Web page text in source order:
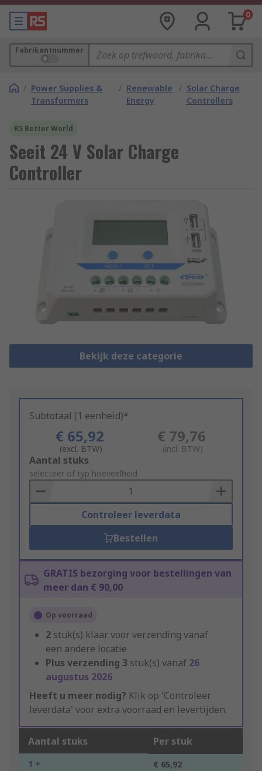
0
Fabrikantnummer
/ Power Supplies &
Transformers
/ Renewable
Energy
/ Solar Charge
Controllers
RS Better World
Seeit 24 V Solar Charge
Controller
Bekijk deze categorie
Subtotaal (1 eenheid)*
€ 65,92
(excl. BTW)
€ 79,76
(incl. BTW)
Add
to
Basket
Aantal stuks
selecteer of typ hoeveelheid
Controleer leverdata
Bestellen
GRATIS bezorging voor bestellingen van
meer dan € 90,00
Op voorraad
2 stuk(s) klaar voor verzending vanaf
een andere locatie
Plus verzending 3 stuk(s) vanaf 26
augustus 2026
Heeft u meer nodig? Klik op 'Controleer
leverdata' voor extra voorraad en levertijden.
Aantal stuks Per stuk
1 + € 65,92